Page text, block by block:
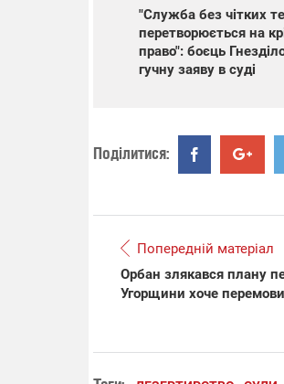
"Служба без чітких
перетворюється на
право": боєць
гучну заяву в суді
Поділитися:
Попередній матеріал
Орбан злякався плану
Угорщини хоче